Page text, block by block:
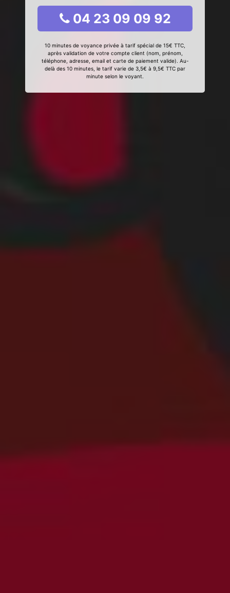
04 23 09 09 92
10 minutes de voyance privée à tarif spécial de 15€ TTC,
après validation de votre compte client (nom, prénom,
téléphone, adresse, email et carte de paiement valide). Au-
delà des 10 minutes, le tarif varie de 3,5€ à 9,5€ TTC par
minute selon le voyant.